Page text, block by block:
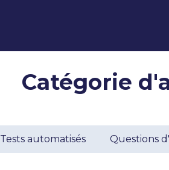
Catégorie
Tests automatisés Questions